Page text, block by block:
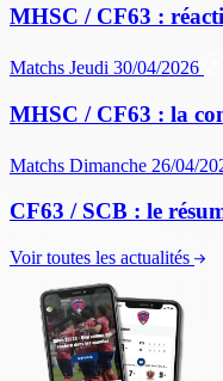
MHSC / CF63 :
Matchs Jeudi 30/04/2026
MHSC / CF63 : la
Matchs Dimanche 26/04/
CF63 / SCB : le
Voir toutes les actualités